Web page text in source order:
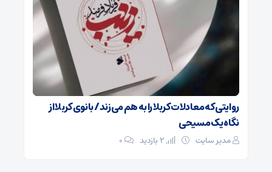
روایتی که معادلات کربلا را به هم می‌زند/ بانوی کربلا از
نگاه یک مسیحی
مدیر سایت ۰